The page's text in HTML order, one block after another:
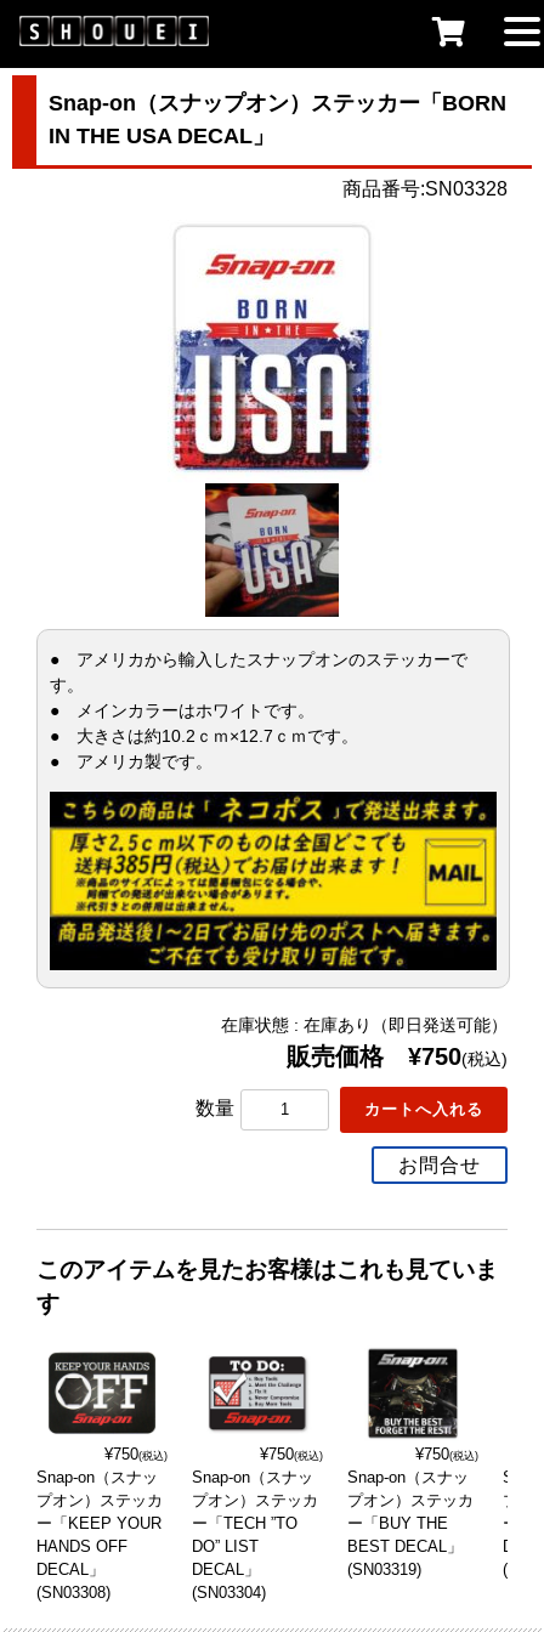
Snap-on（スナップオン）ステッカー「BORN
IN THE USA DECAL」
商品番号:SN03328
● アメリカから輸入したスナップオンのステッカーで
す。
● メインカラーはホワイトです。
● 大きさは約10.2ｃｍ×12.7ｃｍです。
● アメリカ製です。
在庫状態 : 在庫あり（即日発送可能）
販売価格 ¥750(税込)
数量
お問合せ
このアイテムを見たお客様はこれも見ていま
す
¥750(税込)
Snap-on（スナッ
プオン）ステッカ
ー「KEEP YOUR
HANDS OFF
DECAL」
(SN03308)
¥750(税込)
Snap-on（スナッ
プオン）ステッカ
ー「TECH ”TO
DO” LIST
DECAL」
(SN03304)
¥750(税込)
Snap-on（スナッ
プオン）ステッカ
ー「BUY THE
BEST DECAL」
(SN03319)
プオ
ー「